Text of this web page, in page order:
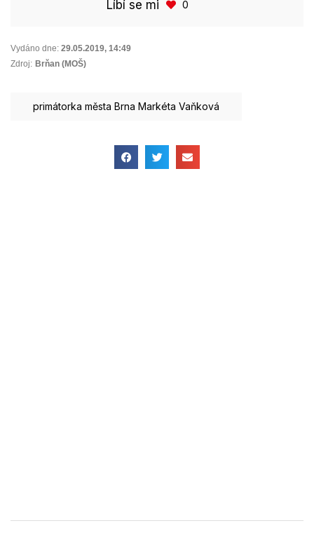
Líbí se mi 0
Vydáno dne: 29.05.2019, 14:49
Zdroj: Brňan (MOŠ)
primátorka města Brna Markéta Vaňková